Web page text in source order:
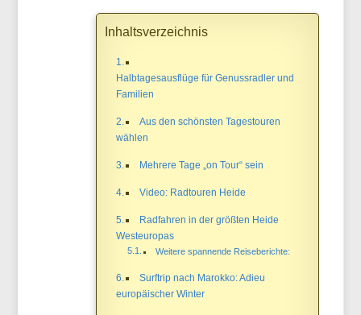
Inhaltsverzeichnis
Halbtagesausflüge für Genussradler und
Familien
Aus den schönsten Tagestouren
wählen
Mehrere Tage „on Tour“ sein
Video: Radtouren Heide
Radfahren in der größten Heide
Westeuropas
Weitere spannende Reiseberichte:
Surftrip nach Marokko: Adieu
europäischer Winter